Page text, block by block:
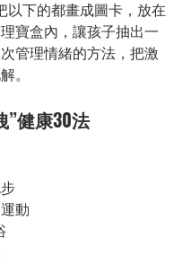
以下的都畫成圖卡，放在
寶盒內，讓孩子抽出一
管理情緒的方法，把激
。
”健康30法
動